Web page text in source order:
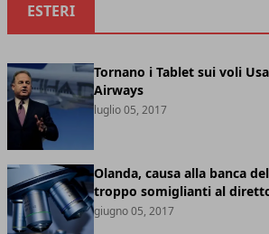
ESTERI
Tornano i Tablet sui voli
Airways
luglio 05, 2017
Olanda, causa alla banca
troppo somiglianti al
giugno 05, 2017